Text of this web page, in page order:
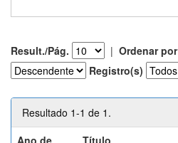
Result./Pág. | Ordenar por
Registro(s)
Resultado 1-1 de 1.
Ano de
Título